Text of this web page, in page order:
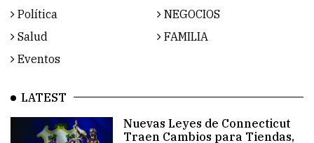
Política
NEGOCIOS
Salud
FAMILIA
Eventos
LATEST
Nuevas Leyes de Connecticut
Traen Cambios para Tiendas,